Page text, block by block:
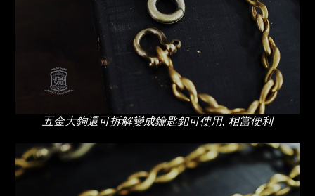
五金大鉤還可拆解變成鑰匙釦可使用, 相當便利